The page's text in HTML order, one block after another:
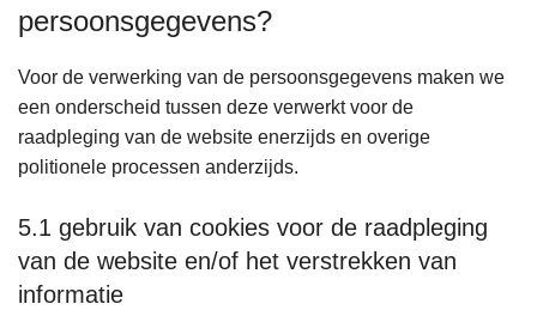
persoonsgegevens?
Voor de verwerking van de persoonsgegevens maken we
een onderscheid tussen deze verwerkt voor de
raadpleging van de website enerzijds en overige
politionele processen anderzijds.
5.1 gebruik van cookies voor de raadpleging
van de website en/of het verstrekken van
informatie